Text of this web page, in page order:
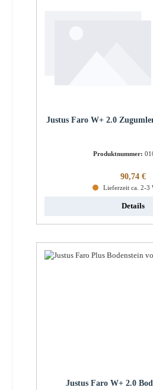
Justus Faro W+ 2.0
Produktnummer:
Regulärer
90,74 €
Lieferzeit ca. 2-3
Details
Justus Faro W+ 2.0